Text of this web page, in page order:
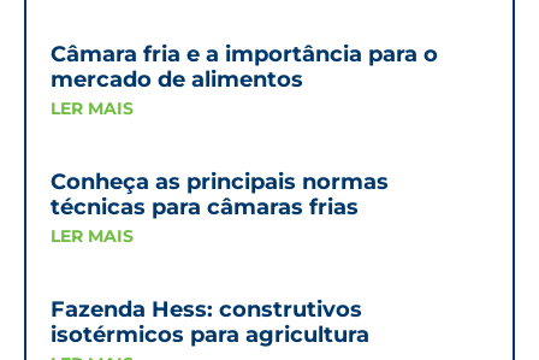
Câmara fria e a importância para o
mercado de alimentos
LER MAIS
Conheça as principais normas
técnicas para câmaras frias
LER MAIS
Fazenda Hess: construtivos
isotérmicos para agricultura